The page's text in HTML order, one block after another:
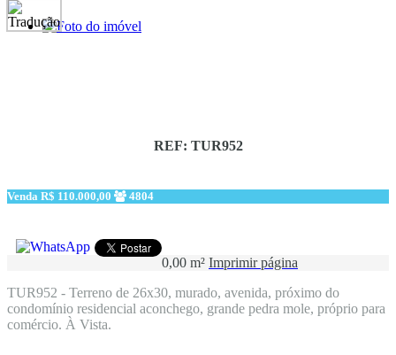
REF: TUR952
Venda R$ 110.000,00 4804
0,00 m² Imprimir página
TUR952 - Terreno de 26x30, murado, avenida, próximo do
condomínio residencial aconchego, grande pedra mole, próprio para
comércio. À Vista.